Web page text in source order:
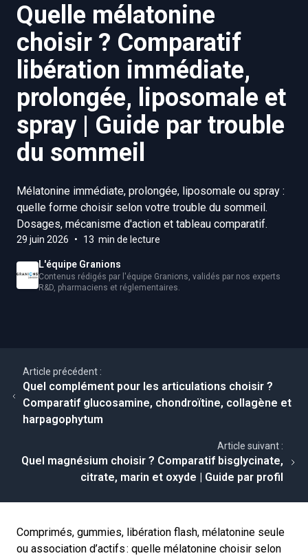
Quelle mélatonine
choisir ? Comparatif
libération immédiate,
prolongée, liposomale et
spray | Guide par trouble
du sommeil
Mélatonine immédiate, prolongée, liposomale ou spray :
quelle forme choisir selon votre trouble du sommeil.
Dosages, mécanisme d'action et tableau comparatif.
29 juin 2026 • 13 min de lecture
L'équipe Granions
Contenus rédigés par l'équipe Granions, validés par nos experts
R&D, pharmaciens et réglementaires.
Article précédent :
Quel complément pour les articulations choisir ?
Comparatif glucosamine, chondroïtine, collagène et
harpagophytum
Article suivant :
Quel magnésium choisir ? Comparatif bisglycinate,
citrate, marin et oxyde | Guide par profil
Comprimés, gummies, libération flash, mélatonine seule
ou association d’actifs : quelle mélatonine choisir selon